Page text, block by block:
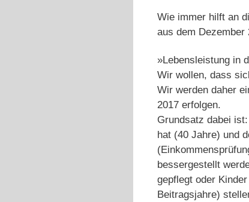
Wie immer hilft an
aus dem Dezember
»Lebensleistung in
Wir wollen, dass
Wir werden daher
2017 erfolgen.
Grundsatz dabei
hat (40 Jahre) und
bessergestellt
gepflegt oder
Beitragsjahre)